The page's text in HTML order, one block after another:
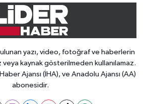
yazı, video, fotoğraf ve haberlerin
veya kaynak gösterilmeden kullanılamaz.
Ajansı (İHA), ve Anadolu Ajansı (AA)
abonesidir.